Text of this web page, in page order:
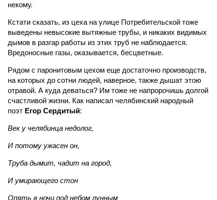
некому.
Кстати сказать, из цеха на улице Потребительской тоже
выведены невысокие вытяжные трубы, и никаких видимых
дымов в разгар работы из этих труб не наблюдается.
Вредоносные газы, оказывается, бесцветные.
Рядом с паронитовым цехом еще достаточно производств,
на которых до сотни людей, наверное, также дышат этою
отравой. А куда деваться? Им тоже не напророчишь долгой
счастливой жизни. Как написал челябинский народный
поэт Егор Сердитый:
Век у челябинца недолог,
И потому ужасен он,
Труба дымит, чадит на город,
И умирающего стон
Опять в ночи под небом лунным